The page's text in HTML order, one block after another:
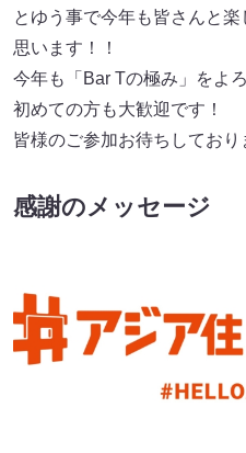
とゆう事で今年も皆さんと
思います！！
今年も「Bar Tの極み」をよ
初めての方も大歓迎です！
皆様のご参加お待ちしており
感謝のメッセージ